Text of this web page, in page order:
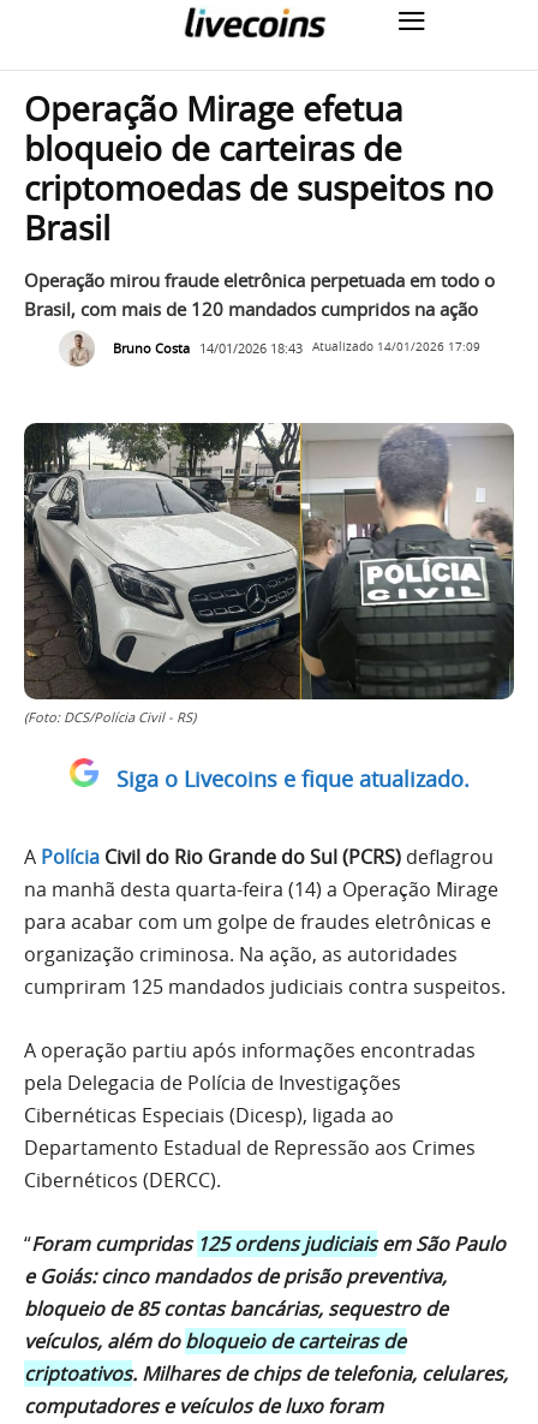
Operação Mirage efetua
bloqueio de carteiras de
criptomoedas de suspeitos no
Brasil
Operação mirou fraude eletrônica perpetuada em todo o
Brasil, com mais de 120 mandados cumpridos na ação
Bruno Costa 14/01/2026 18:43 Atualizado 14/01/2026 17:09
(Foto: DCS/Polícia Civil - RS)
Siga o Livecoins e fique atualizado.
A Polícia Civil do Rio Grande do Sul (PCRS) deflagrou
na manhã desta quarta-feira (14) a Operação Mirage
para acabar com um golpe de fraudes eletrônicas e
organização criminosa. Na ação, as autoridades
cumpriram 125 mandados judiciais contra suspeitos.
A operação partiu após informações encontradas
pela Delegacia de Polícia de Investigações
Cibernéticas Especiais (Dicesp), ligada ao
Departamento Estadual de Repressão aos Crimes
Cibernéticos (DERCC).
“Foram cumpridas 125 ordens judiciaisem São Paulo
e Goiás: cinco mandados de prisão preventiva,
bloqueio de 85 contas bancárias, sequestro de
veículos, além dobloqueio de carteiras de
criptoativos. Milhares de chips de telefonia, celulares,
computadores e veículos de luxo foram